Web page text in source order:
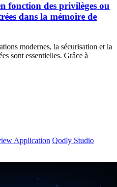
fonction des privilèges ou
dans la mémoire de
modernes, la sécurisation et la
sont essentielles. Grâce à
Application Qodly Studio